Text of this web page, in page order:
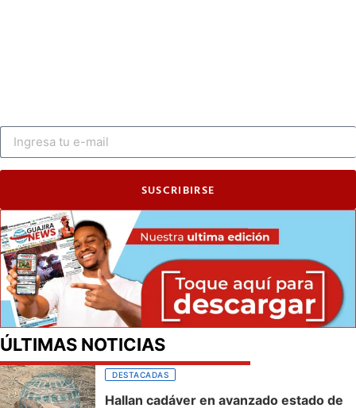
SUSCRIBIRSE
ÚLTIMAS NOTICIAS
DESTACADAS
Hallan cadáver en avanzado estado de